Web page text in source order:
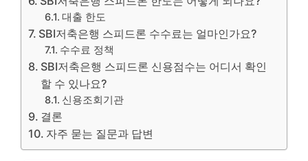
대출 한도
SBI저축은행 스피드론 수수료는 얼마인가요?
수수료 정책
SBI저축은행 스피드론 신용점수는 어디서 확인
할 수 있나요?
신용조회기관
결론
자주 묻는 질문과 답변